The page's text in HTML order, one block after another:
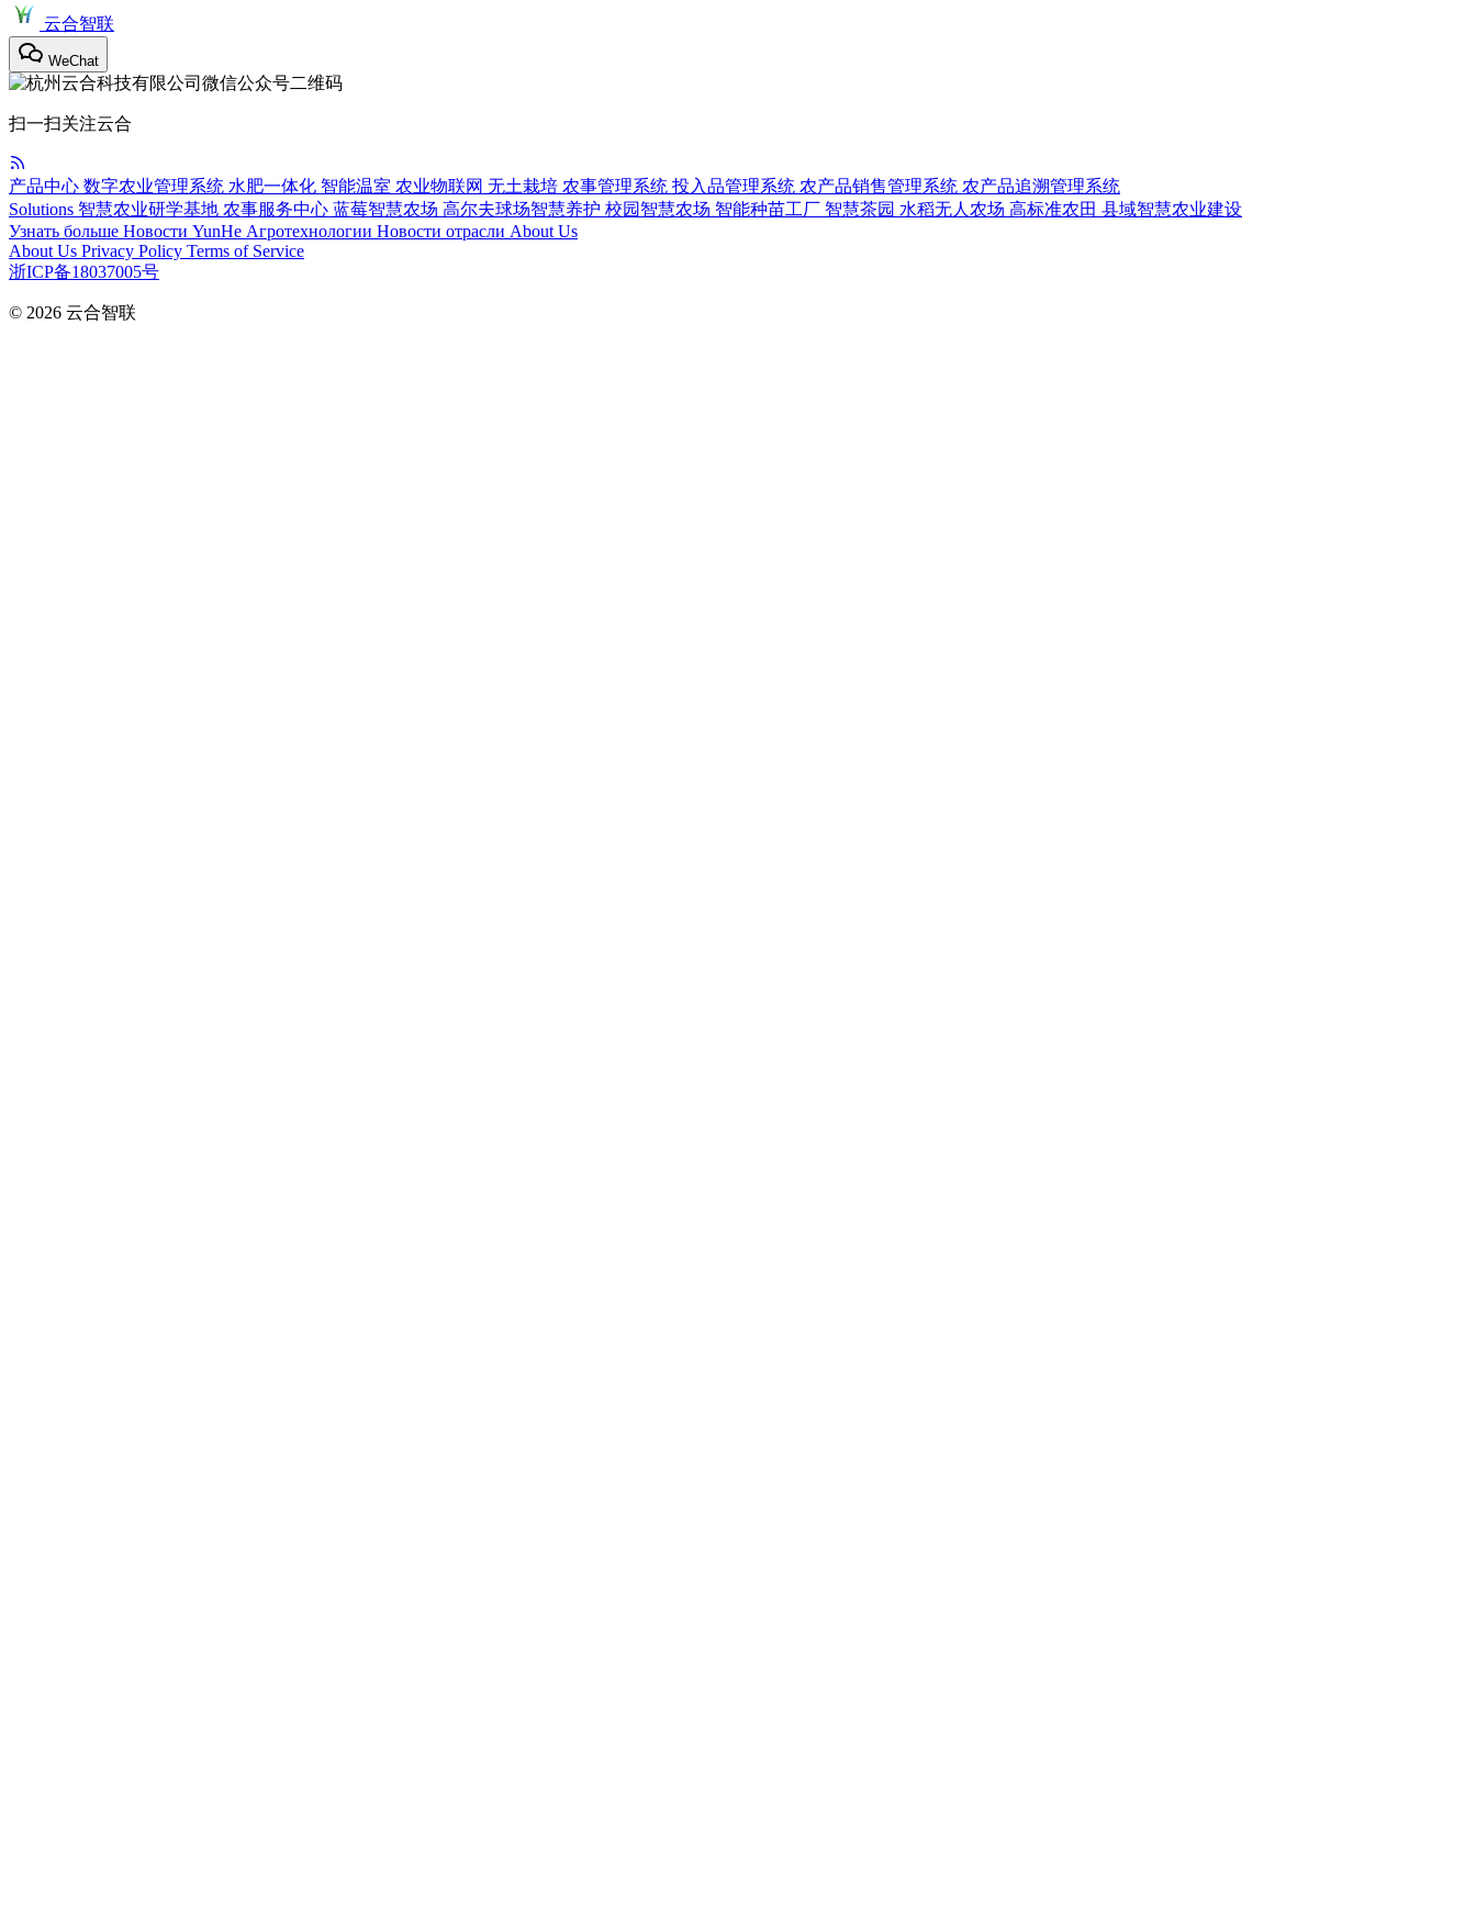
云合智联
WeChat
扫一扫关注云合
产品中心 数字农业管理系统 水肥一体化 智能温室 农业物联网 无土栽培 农事管理系统 投入品管理系统 农产品销售管理系统 农产品追溯管理系统
Solutions 智慧农业研学基地 农事服务中心 蓝莓智慧农场 高尔夫球场智慧养护 校园智慧农场 智能种苗工厂 智慧茶园 水稻无人农场 高标准农田 县域智慧农业建设
Узнать больше Новости YunHe Агротехнологии Новости отрасли About Us
About Us Privacy Policy Terms of Service
浙ICP备18037005号
© 2026 云合智联